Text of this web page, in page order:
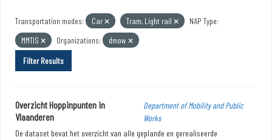
Transportation modes: Car Tram, Light rail
NAP Type:
MMTIS
Organizations:
dmow
Filter Results
Overzicht Hoppinpunten in
Vlaanderen
Department of Mobility and Public
Works
De dataset bevat het overzicht van alle geplande en gerealiseerde